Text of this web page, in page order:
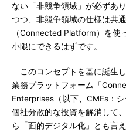
ない「非競争領域」が必ずあ
つつ、非競争領域の仕様は共
（Connected Platform）を使
小限にできるはずです。
このコンセプトを基に誕生
業務プラットフォーム「
Enterprises（以下、CMEs：
個社分散的な投資を解消して
ら「面的デジタル化」とも言